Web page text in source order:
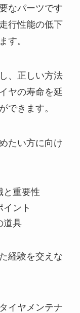
なパーツです
行性能の低下
す。
、正しい方法
ヤの寿命を延
できます。
たい方に向け
と重要性
ント
道具
経験を交えな
イヤメンテナ